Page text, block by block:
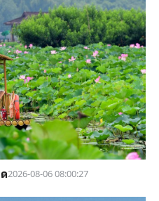
2026-08-06 08:00:27